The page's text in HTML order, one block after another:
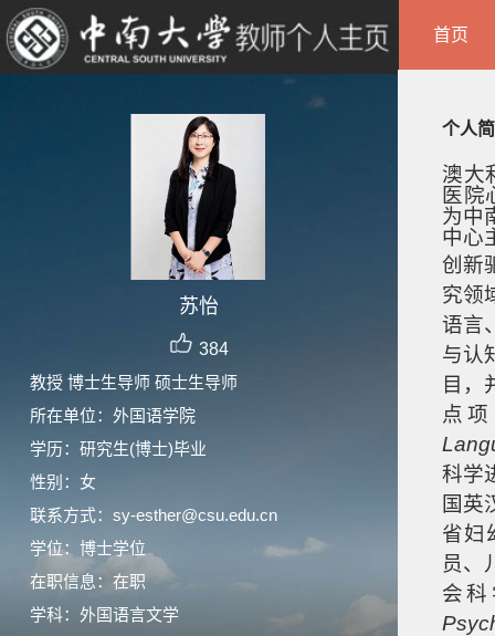
苏怡
384
教授 博士生导师 硕士生导师
所在单位：外国语学院
学历：研究生(博士)毕业
性别：女
联系方式：sy-esther@csu.edu.cn
学位：博士学位
在职信息：在职
学科：外国语言文学
首页
个人
澳大
医院
为中
中心
创新
究领
语言
与认
目，
点
科学
国英
省妇
员、
会